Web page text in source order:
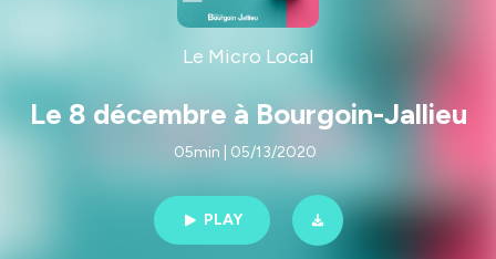
Le Micro Local
Le 8 décembre à Bourgoin-Jallieu
05min | 05/13/2020
PLAY